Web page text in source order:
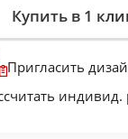
Купить в 1
Пригласить